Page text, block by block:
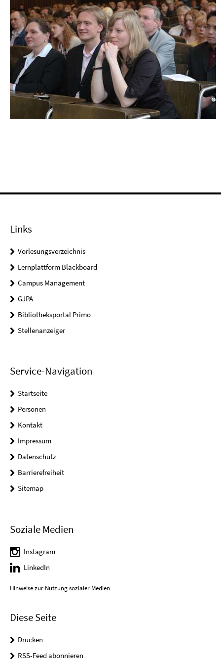
Links
Vorlesungsverzeichnis
Lernplattform Blackboard
Campus Management
GJPA
Bibliotheksportal Primo
Stellenanzeiger
Service-Navigation
Startseite
Personen
Kontakt
Impressum
Datenschutz
Barrierefreiheit
Sitemap
Soziale Medien
Instagram
LinkedIn
Hinweise zur Nutzung sozialer Medien
Diese Seite
Drucken
RSS-Feed abonnieren